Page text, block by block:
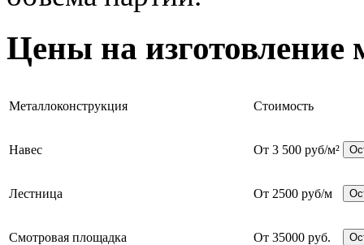
Цены на изготовление
Металлоконструкция Стоимость
Навес От 3 500 руб/м²
Лестница От 2500 руб/м
Смотровая площадка От 35000 руб.